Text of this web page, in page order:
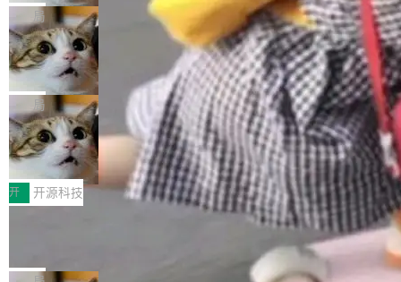
工具升级为企业的质量基础设施。 CIO面对的新
现实 过去两年，CIO们的焦虑清单上多了两项：
一是如何让大模型和智能体应用安全地从PoC走
向生产，二是如何让测试团队跟得上AI应用...
章从一个简单的例子切入。一个网站的深色主题
设置，如果用布尔值 + 可空字段来表示——bool
ean 表示是否可切换，nullable 的默认模式、浅
色方案、深色方案——会产生大量无意义的组
合。方案缺了、配置冲突了、全 null 了。要知道
哪些组合有效，作者说，你得靠"文档、校验、或
者部落知识"。 换个写法。Rust 的 enum，两个
变体：Switchable...
S。如果你只看官方博客，你会觉得这是又一
个"AI 知识库 + 聊天机器人"——每个大厂都在
做，没什么新鲜的。 但 Kenton Varda 在 Twitte
r 上把事情说清楚了： 今天我们发布了 Cloudfla
re OS，一个带连接器的聊天机器人，跟其他所
有科技公司做的一样。只不过，实际上它不一
样。这是 Sandstorm.io 的重制版，我十年前的
那个创业公司。不同的是，这次它构建在 Cloudf
lare Workers 上——我花了九年时间搭建的平台
——并且深度集成了 AI。这基本上是我十年秘密
局
Deno 团队开源 Celld，可自托管的分
布式 Durable Objects
Ryan Dahl 领导的 Deno 团队推出了最新开源项
目 Celld，一个能在自己机器上运行 Cloudflare
Workers 和 Durable Objects 的守护进程。 设
计思路很直接：每个对象是一个独立的 SQLite
数据库，按名称寻址，复制到你自己的 S3 兼容
存储库里。节点之间只通过这个存储库协调——
没有控制平面，没有共识协议。每个对象自带一
个小型数据库，应用天然按分片构建，单个数据
库的竞争和爆炸半径问题在设计层面就被消除
了。 闲置的 cell 会休眠到几乎不占资源。当 cel
局
鲁大师7月新机性能/流畅/AI榜：vivo夺
性能、流畅双第一，三星Galaxy Z系列
新折叠缺席
2026年7月的手机市场，由于存储等硬件成本暴
增，手机厂商的日子也不好过啊，新机速度明显
放缓，因此硝烟味淡了许多。新机参数规格除开
Fold8 / Z Flip8）外，其余要么是中低端机器，
例如iQOO Z11i、REDMI Note 17、REDMI No
开 开源科技
Zed 编辑器团队发布了新项目——DeltaDB，一
个在 git commit 之间记录每一次编辑操作的版